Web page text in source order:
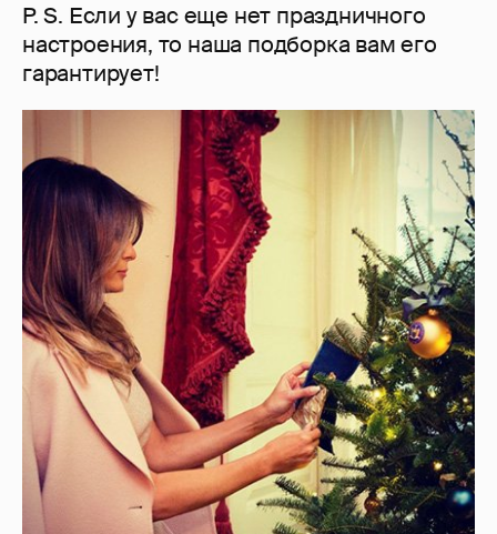
P. S. Если у вас еще нет праздничного
настроения, то наша подборка вам его
гарантирует!